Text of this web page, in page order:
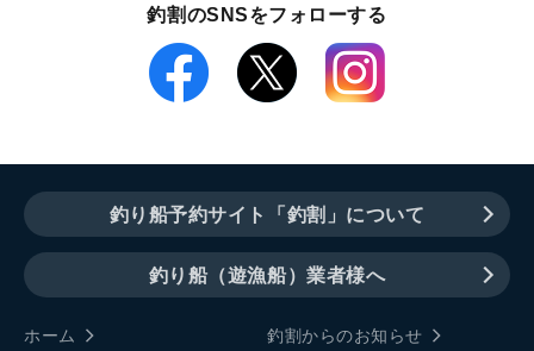
釣割のSNSをフォローする
釣り船予約サイト「釣割」について
釣り船（遊漁船）業者様へ
ホーム
釣割からのお知らせ